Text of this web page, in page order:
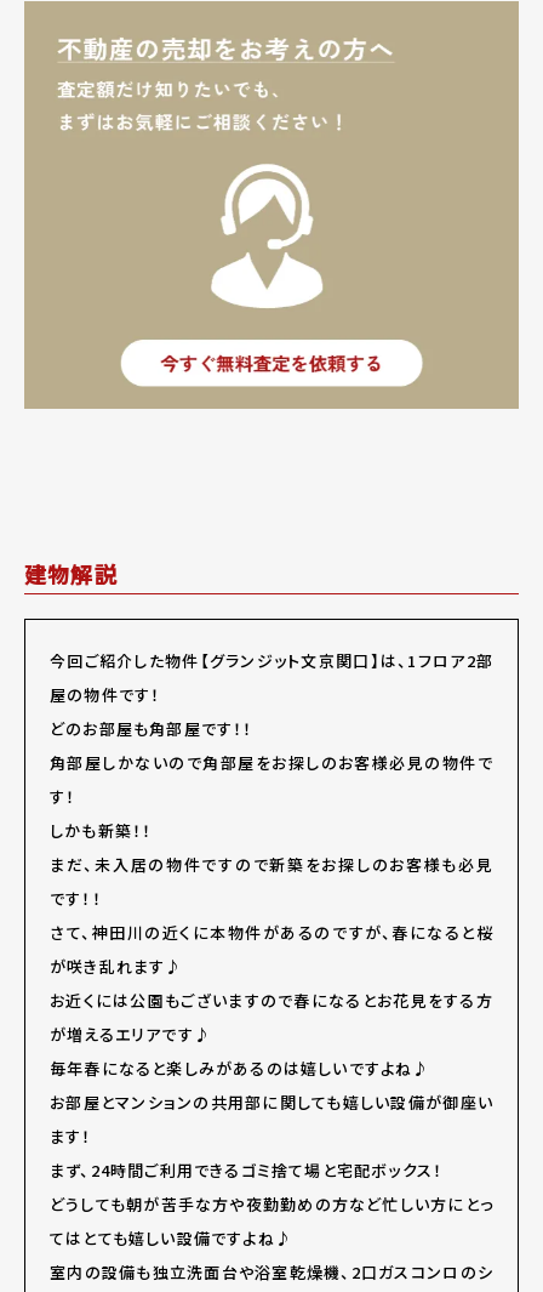
建物解説
今回ご紹介した物件【グランジット文京関口】は、1フロア2部
屋の物件です！
どのお部屋も角部屋です！！
角部屋しかないので角部屋をお探しのお客様必見の物件で
す！
しかも新築！！
まだ、未入居の物件ですので新築をお探しのお客様も必見
です！！
さて、神田川の近くに本物件があるのですが、春になると桜
が咲き乱れます♪
お近くには公園もございますので春になるとお花見をする方
が増えるエリアです♪
毎年春になると楽しみがあるのは嬉しいですよね♪
お部屋とマンションの共用部に関しても嬉しい設備が御座い
ます！
まず、24時間ご利用できるゴミ捨て場と宅配ボックス！
どうしても朝が苦手な方や夜勤勤めの方など忙しい方にとっ
てはとても嬉しい設備ですよね♪
室内の設備も独立洗面台や浴室乾燥機、2口ガスコンロのシ